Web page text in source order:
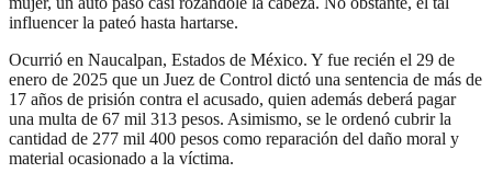
influencer la pateó hasta hartarse.
Ocurrió en Naucalpan, Estados de México. Y fue recién el 29 de
enero de 2025 que un Juez de Control dictó una sentencia de más de
17 años de prisión contra el acusado, quien además deberá pagar
una multa de 67 mil 313 pesos. Asimismo, se le ordenó cubrir la
cantidad de 277 mil 400 pesos como reparación del daño moral y
material ocasionado a la víctima.